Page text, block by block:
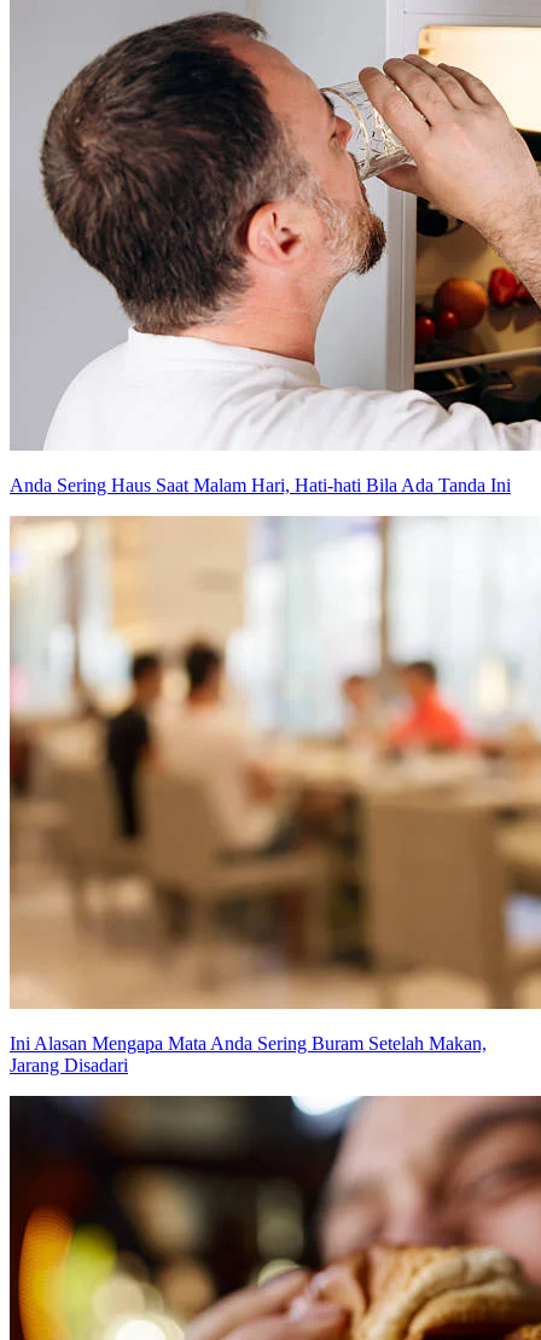
Anda Sering Haus Saat Malam Hari, Hati-hati Bila Ada Tanda Ini
Ini Alasan Mengapa Mata Anda Sering Buram Setelah Makan,
Jarang Disadari